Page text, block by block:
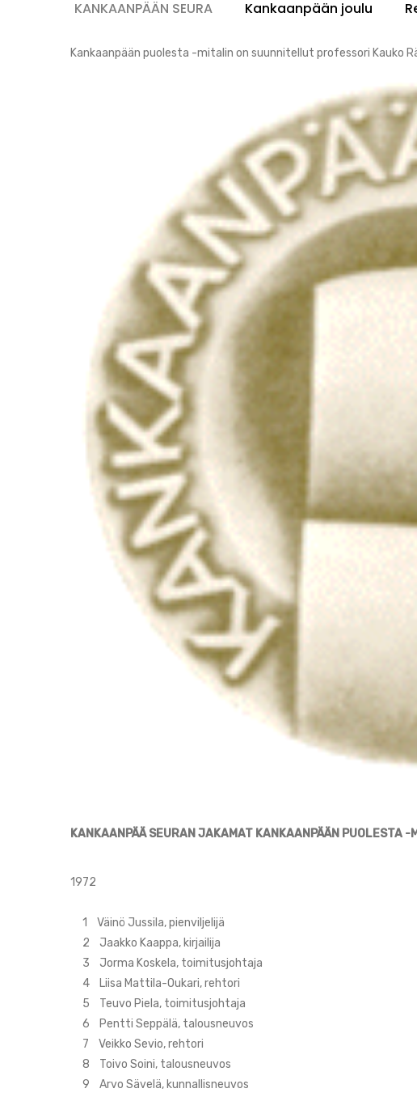
KANKAANPÄÄN SEURA Kankaanpään joulu
Kankaanpään puolesta -mitalin on suunnitellut professori Kauko
KANKAANPÄÄ SEURAN JAKAMAT KANKAANPÄÄN PUOLESTA -
1972
1 Väinö Jussila, pienviljelijä
2 Jaakko Kaappa, kirjailija
3 Jorma Koskela, toimitusjohtaja
4 Liisa Mattila-Oukari, rehtori
5 Teuvo Piela, toimitusjohtaja
6 Pentti Seppälä, talousneuvos
7 Veikko Sevio, rehtori
8 Toivo Soini, talousneuvos
9 Arvo Sävelä, kunnallisneuvos